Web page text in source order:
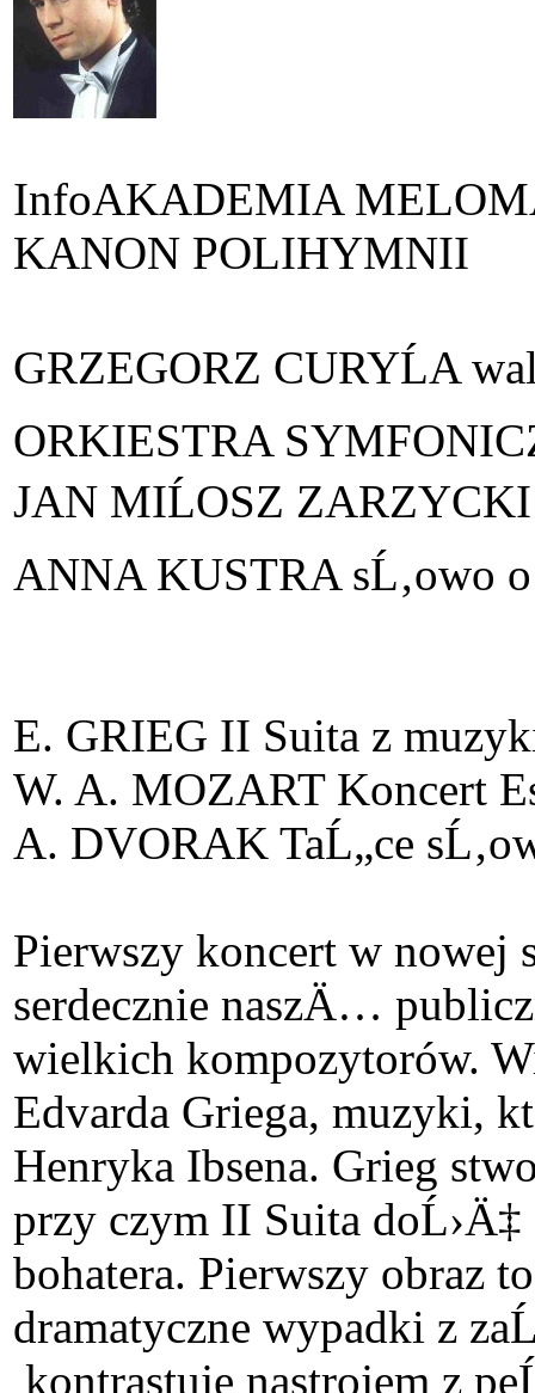
InfoAKADEMIA
KANON POLIHYMNII
GRZEGORZ CURYĹA
ORKIESTRA
JAN MIĹOSZ
ANNA KUSTRA sĹ‚owo
E. GRIEG II Suita z
W. A. MOZART Koncert
A. DVORAK TaĹ„ce
Pierwszy koncert w
serdecznie naszÄ…
wielkich kompozytorów.
Edvarda Griega, muzyki,
Henryka Ibsena. Grieg
przy czym II Suita
bohatera. Pierwszy obraz
dramatyczne wypadki z
kontrastuje nastrojem z